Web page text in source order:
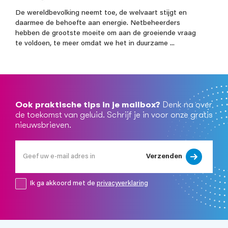
De wereldbevolking neemt toe, de welvaart stijgt en
daarmee de behoefte aan energie. Netbeheerders
hebben de grootste moeite om aan de groeiende vraag
te voldoen, te meer omdat we het in duurzame ...
Ook praktische tips in je mailbox? Denk na over
de toekomst van geluid. Schrijf je in voor onze gratis
nieuwsbrieven.
Verzenden
Ik ga akkoord met de privacyverklaring